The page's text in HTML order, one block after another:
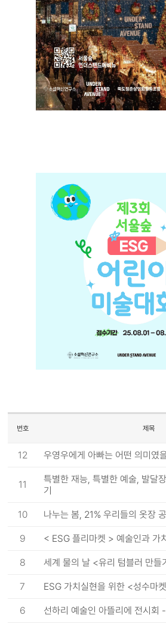
서울숲 ESG 어린이
번호 제목
12 우영우에게 아빠는 어떤 의미였
11
특별한 재능, 특별한 예술, 발달
기
10 나누는 봄, 21% 우리들의 옷장
9 < ESG 플리마켓 > 예술인과 가
8 세계 물의 날 <유리 텀블러 만들
7 ESG 가치실현을 위한 <성수마
6 선하리 예술인 아뜰리에 전시회